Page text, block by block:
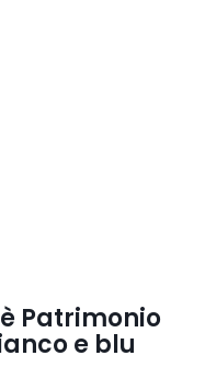
Patrimonio
e blu